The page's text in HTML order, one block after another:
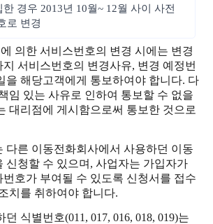
경우 2013년 10월~ 12월 사이 사전
로 변경
의한 서비스번호의 변경 시에는 변경
지 서비스번호의 변경사유, 변경 예정번
을 해당고객에게 통보하여야 합니다. 다
임 있는 사유로 인하여 통보할 수 없을
대리점에 게시함으로써 통보한 것으로
른 이동전화회사에서 사용하던 이동
신청할 수 있으며, 사업자는 가입자가
호가 부여될 수 있도록 신청서를 접수
치를 취하여야 합니다.
식별번호(011, 017, 016, 018, 019)는